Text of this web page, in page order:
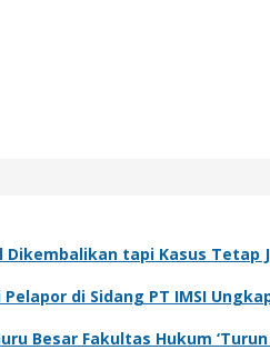
Dikembalikan tapi Kasus
di Sidang PT IMSI
Besar Fakultas Hukum